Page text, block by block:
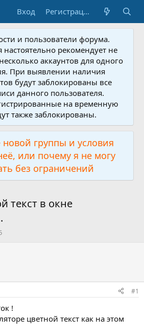
Вход Регистрация
и пользователи форума.
рекомендует не
аккаунтов для одного
При выявлении наличия
будут заблокированы все
данного пользователя.
на временную
также заблокированы.
группы и условия
или почему я не могу
без ограничений
текст в окне
#1
!
цветной текст как на этом